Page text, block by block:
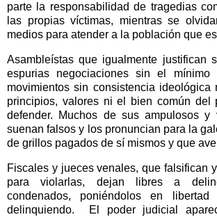
parte la responsabilidad de tragedias
las propias víctimas, mientras se
medios para atender a la población que
Asambleístas que igualmente justifican
espurias negociaciones sin el mínimo
movimientos sin consistencia ideológica
principios, valores ni el bien común del
defender. Muchos de sus ampulosos y
suenan falsos y los pronuncian para la
de grillos pagados de sí mismos y que
Fiscales y jueces venales, que falsifican
para violarlas, dejan libres a
condenados, poniéndolos en
delinquiendo.
El poder judicial